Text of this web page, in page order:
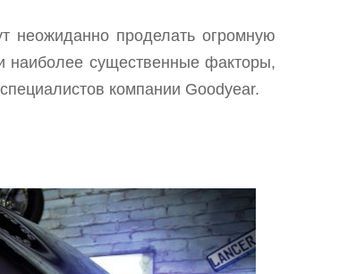
неожиданно проделать огромную
существенные факторы,
компании Goodyear.